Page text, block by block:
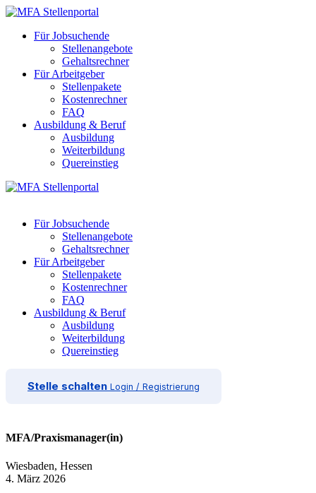
Für Jobsuchende
Stellenangebote
Gehaltsrechner
Für Arbeitgeber
Stellenpakete
Kostenrechner
FAQ
Ausbildung & Beruf
Ausbildung
Weiterbildung
Quereinstieg
Für Jobsuchende
Stellenangebote
Gehaltsrechner
Für Arbeitgeber
Stellenpakete
Kostenrechner
FAQ
Ausbildung & Beruf
Ausbildung
Weiterbildung
Quereinstieg
Stelle schalten Login / Registrierung
MFA/Praxismanager(in)
Wiesbaden, Hessen
4. März 2026